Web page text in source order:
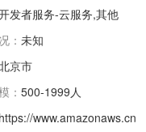
发者服务-云服务,其他
： 未知
京市
： 500-1999人
https://www.amazonaws.cn